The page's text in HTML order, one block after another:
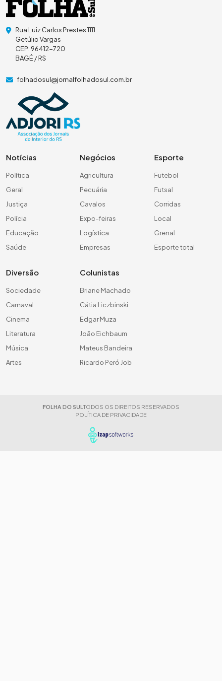
Rua Luiz Carlos Prestes 1111
Getúlio Vargas
CEP: 96412-720
BAGÉ / RS
folhadosul@jornalfolhadosul.com.br
Notícias
Política
Geral
Justiça
Polícia
Educação
Saúde
Negócios
Agricultura
Pecuária
Cavalos
Expo-feiras
Logística
Empresas
Esporte
Futebol
Futsal
Corridas
Local
Grenal
Esporte total
Diversão
Sociedade
Carnaval
Cinema
Literatura
Música
Artes
Colunistas
Briane Machado
Cátia Liczbinski
Edgar Muza
João Eichbaum
Mateus Bandeira
Ricardo Peró Job
FOLHA DO SUL TODOS OS DIREITOS RESERVADOS
POLÍTICA DE PRIVACIDADE